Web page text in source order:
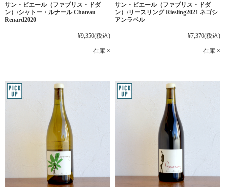
サン・ピエール（ファブリス・ドダ
ン）/シャトー・ルナール Chateau
Renard2020
¥9,350(税込)
在庫 ×
サン・ピエール（ファブリス・ドダ
ン）/リースリング Riesling2021 ネゴシ
アンラベル
¥7,370(税込)
在庫 ×